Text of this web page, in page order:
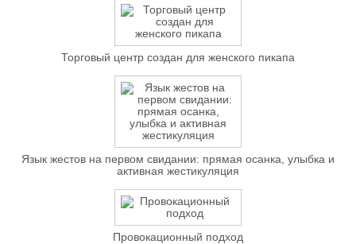
Торговый центр создан для женского пикапа
Язык жестов на первом свидании: прямая осанка, улыбка и
активная жестикуляция
Провокационный подход